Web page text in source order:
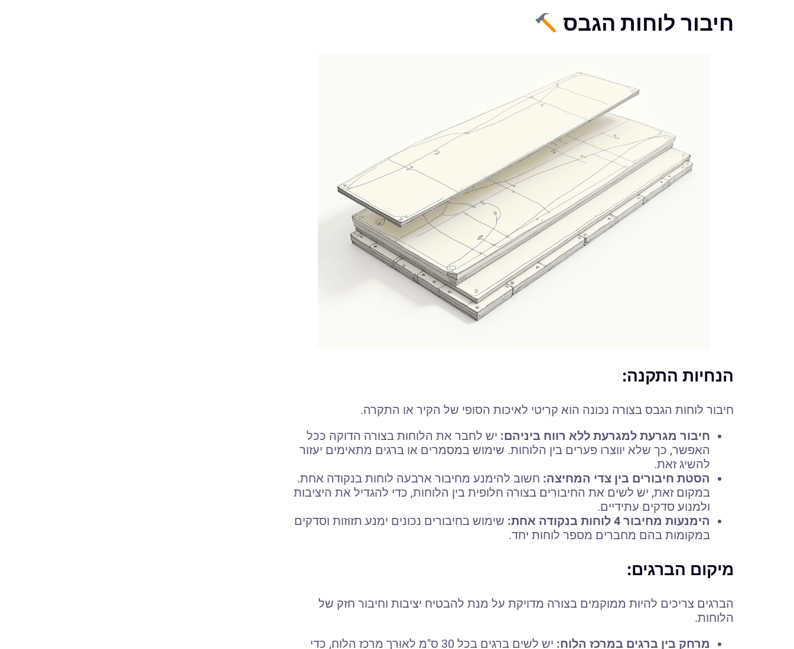
חיבור לוחות הגבס
הנחיות התקנה:
חיבור לוחות הגבס בצורה נכונה הוא קריטי לאיכות הסופי של הקיר או התקרה.
חיבור מגרעת למגרעת ללא רווח ביניהם: יש לחבר את הלוחות בצורה הדוקה ככל
האפשר, כך שלא יווצרו פערים בין הלוחות. שימוש במסמרים או ברגים מתאימים יעזור
להשיג זאת.
הסטת חיבורים בין צדי המחיצה: חשוב להימנע מחיבור ארבעה לוחות בנקודה אחת.
במקום זאת, יש לשים את החיבורים בצורה חלופית בין הלוחות, כדי להגדיל את היציבות
ולמנוע סדקים עתידיים.
הימנעות מחיבור 4 לוחות בנקודה אחת:
שימוש בחיבורים נכונים ימנע תזוזות וסדקים
במקומות בהם מחברים מספר לוחות יחד.
מיקום הברגים:
הברגים צריכים להיות ממוקמים בצורה מדויקת על מנת להבטיח יציבות וחיבור חזק של
הלוחות.
מרחק בין ברגים במרכז הלוח:
יש לשים ברגים בכל 30 ס"מ לאורך מרכז הלוח, כדי